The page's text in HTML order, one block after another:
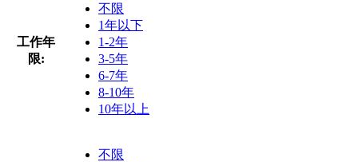
工作年
限:
不限
1年以下
1-2年
3-5年
6-7年
8-10年
10年以上
不限